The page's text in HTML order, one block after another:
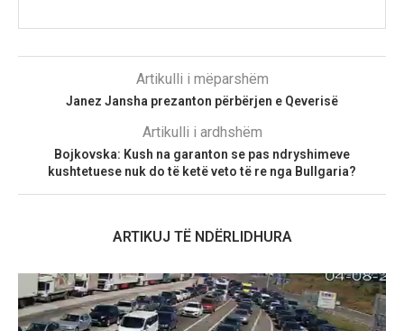
Artikulli i mëparshëm
Janez Jansha prezanton përbërjen e Qeverisë
Artikulli i ardhshëm
Bojkovska: Kush na garanton se pas ndryshimeve
kushtetuese nuk do të ketë veto të re nga Bullgaria?
ARTIKUJ TË NDËRLIDHURA